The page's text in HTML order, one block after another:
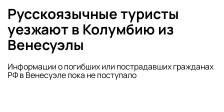
Русскоязычные туристы
уезжают в Колумбию из
Венесуэлы
Информации о погибших или пострадавших гражданах
РФ в Венесуэле пока не поступало